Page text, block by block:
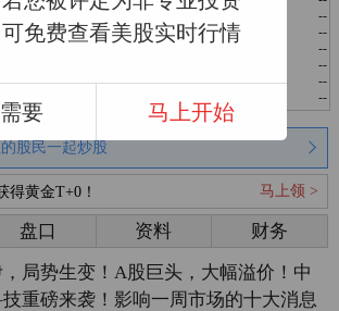
--
--
--
--
--
--
--
--
--
--
--
股民一起炒股
得黄金T+0！ 马上领 >
盘口 资料
财务
局势生变！A股巨头，大幅溢价！中
重磅来袭！影响一周市场的十大消息
免费查看美股实时行情
要 马上开始